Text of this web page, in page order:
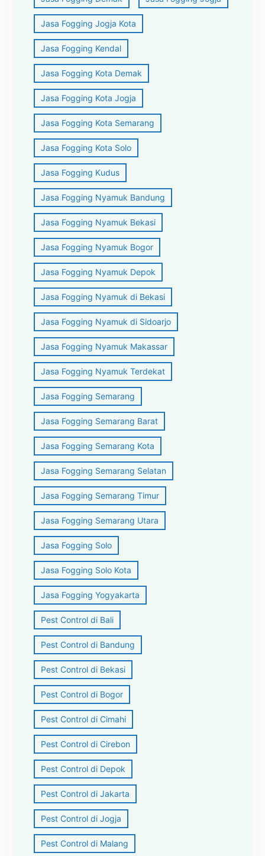
Jasa Fogging Jogja Kota
Jasa Fogging Kendal
Jasa Fogging Kota Demak
Jasa Fogging Kota Jogja
Jasa Fogging Kota Semarang
Jasa Fogging Kota Solo
Jasa Fogging Kudus
Jasa Fogging Nyamuk Bandung
Jasa Fogging Nyamuk Bekasi
Jasa Fogging Nyamuk Bogor
Jasa Fogging Nyamuk Depok
Jasa Fogging Nyamuk di Bekasi
Jasa Fogging Nyamuk di Sidoarjo
Jasa Fogging Nyamuk Makassar
Jasa Fogging Nyamuk Terdekat
Jasa Fogging Semarang
Jasa Fogging Semarang Barat
Jasa Fogging Semarang Kota
Jasa Fogging Semarang Selatan
Jasa Fogging Semarang Timur
Jasa Fogging Semarang Utara
Jasa Fogging Solo
Jasa Fogging Solo Kota
Jasa Fogging Yogyakarta
Pest Control di Bali
Pest Control di Bandung
Pest Control di Bekasi
Pest Control di Bogor
Pest Control di Cimahi
Pest Control di Cirebon
Pest Control di Depok
Pest Control di Jakarta
Pest Control di Jogja
Pest Control di Malang